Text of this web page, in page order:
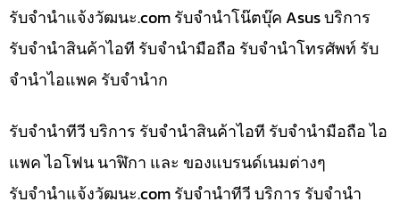
รับจํานําแจ้งวัฒนะ.com รับจำนำโน๊ตบุ๊ค Asus บริการ
รับจำนำสินค้าไอที รับจำนำมือถือ รับจำนำโทรศัพท์ รับ
จำนำไอแพค รับจำนำก
รับจำนำทีวี บริการ รับจำนำสินค้าไอที รับจำนำมือถือ ไอ
แพค ไอโฟน นาฬิกา และ ของแบรนด์เนมต่างๆ
รับจํานําแจ้งวัฒนะ.com รับจำนำทีวี บริการ รับจำนำ